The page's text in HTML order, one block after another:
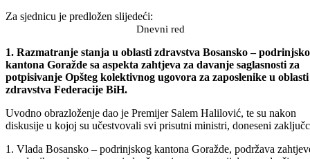
održana je 12. redovna sjednica Vlade Bosansko – podrinjskog
Za sjednicu je predložen slijedeći:
Dnevni red
1. Razmatranje stanja u oblasti zdravstva Bosansko –
potpisivanje Opšteg kolektivnog ugovora za zaposlenike u oblasti
zdravstva Federacije BiH.
Uvodno obrazloženje dao je Premijer Salem Halilović, te su nakon